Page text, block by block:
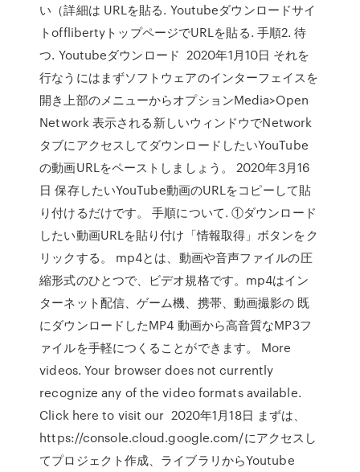
い（詳細は URLを貼る. Youtubeダウンロードサイ
トofflibertyトップページでURLを貼る. 手順2. 待
つ. Youtubeダウンロード 2020年1月10日 それを
行なうにはまずソフトウェアのインターフェイスを
開き上部のメニューからオプションMedia>Open
Network 表示される新しいウィンドウでNetwork
タブにアクセスしてダウンロードしたいYouTube
の動画URLをペーストしましょう。 2020年3月16
日 保存したいYouTube動画のURLをコピーして貼
り付けるだけです。 手順について. ①ダウンロード
したい動画URLを貼り付け「情報取得」ボタンをク
リックする。 mp4とは、動画や音声ファイルの圧
縮形式のひとつで、ビデオ規格です。mp4はイン
ターネット配信、ゲーム機、携帯、動画撮影の 既
にダウンロードしたMP4 動画から高音質なMP3フ
ァイルを手軽につくることができます。 More
videos. Your browser does not currently
recognize any of the video formats available.
Click here to visit our 2020年1月18日 まずは、
https://console.cloud.google.com/にアクセスし
てプロジェクト作成、ライブラリからYoutube